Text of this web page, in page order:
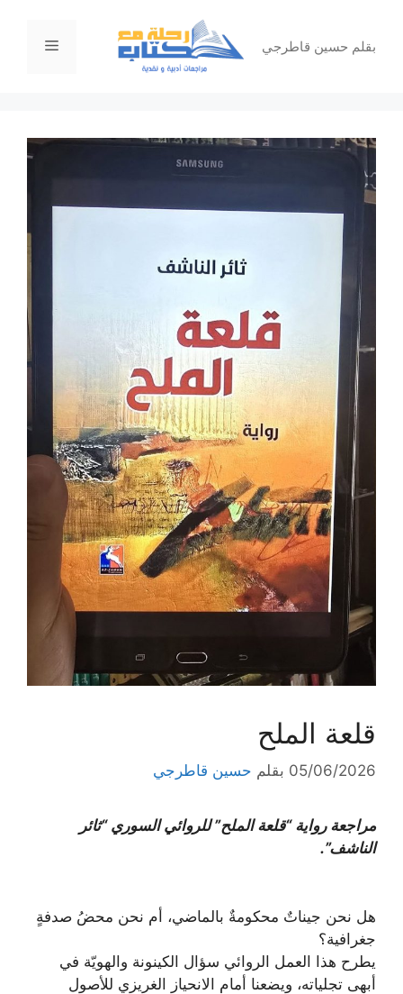
المحتوىبقلم حسين قاطرجي القائمة
قلعة الملح
05/06/2026 بقلم حسين قاطرجي
مراجعة رواية “قلعة الملح” للروائي السوري “ثائر
الناشف”.
هل نحن جيناتٌ محكومةٌ بالماضي، أم نحن محضُ صدفةٍ
جغرافية؟
يطرح هذا العمل الروائي سؤال الكينونة والهويّة في
أبهى تجلياته، ويضعنا أمام الانحياز الغريزي للأصول